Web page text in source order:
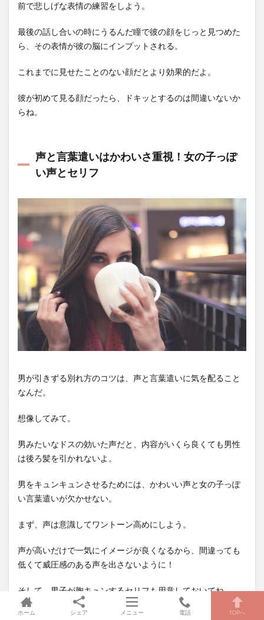
前で悲しげな表情の練習をしよう。
最後の話し合いの時にうるんだ瞳で彼の顔をじっと見つめた
ら、その表情が彼の脳にインプットされる。
これまでに見せたことのない顔だとより効果的だよ。
彼が初めて見る顔だったら、ドキッとするのは間違いないか
らね。
声と言葉遣いはかわいさ重視！女の子っぽ
い声とセリフ
男が引きずる別れ方のコツは、声と言葉遣いに気を配ること
なんだ。
想像してみて。
男みたいなドスの効いた声だと、内容がいくら良くても男性
は後ろ髪を引かれないよ。
男をキュンキュンさせるためには、かわいい声と女の子っぽ
い言葉遣いが欠かせない。
まず、声は意識してワントーン高めにしよう。
声が高いだけで一気にイメージが良くなるから、間違っても
低くて威圧感のある声を出さないように！
そして、男子が胸キュンするセリフも用意しておいてね。
「こんなに○○君が好きなのに一緒にいてくれないの？」これ
ホーム シェア メニュー 電話 TOPへ